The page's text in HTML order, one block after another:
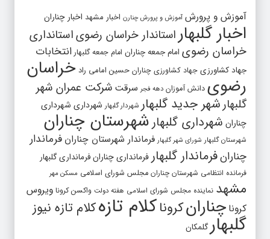
آموزش و پرورش آموزش و پرورش چنارن اخبار مشهد اخبار چناران
اخبار گلبهار استاندار خراسان رضویاستانداری
خراسان رضوی امام جمعه چناران امام جمعه گلبهار انتخابات
جهاد کشاورزی جهاد کشاورزی چناران حسین امامی راد خراسان
رضوی دانش آموزان دهه فجر سرقت شرکت عمران شهر
گلبهارشهر جدید گلبهار شهردار گلبهار شهرداری شهرداری
چناران شهرداری گلبهار شهرستان چناران
شهرستان گلبهار شورای شهر گلبهار فرماندار شهرستان چناران فرماندار
چنارانفرماندار گلبهار فرمانداری چنارانفرمانداری گلبهار
فرمانده انتظامی شهرستان چناران مجلس شورای اسلامی مسکن مهر
مشهد نماینده مجلس شورای اسلامی هفته دولت واکسن کرونا ویروس
کرونا چنارانکروناکلام تازهکلام تازه نیوز
گلبهارگلمکان